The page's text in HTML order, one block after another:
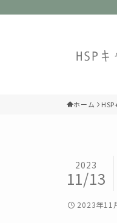
ホーム
2023
11/13
2023年11